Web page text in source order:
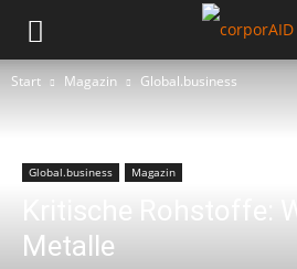
Start Magazin Global.business
Global.business Magazin
Metalle